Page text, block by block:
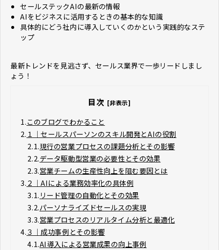
セールステックAIの最新の情報
AIをビジネスに活用するときの基本的な知識
具体的にどう社内に導入していくのかという実践的なステ
ップ
最新トレンドを見逃さず、セールス業界で一歩リードしまし
ょう！
目次 [非表示]
1.このブログでわかること
2. １｜セールスパーソンのスキル開発とAIの役割
2.1.現行の営業プロセスの課題分析とその影響
2.2.データ駆動型営業の必要性とその効果
2.3.営業チームの生産性向上を阻む要因とは
3.２｜AIによる業務効率化の具体例
3.1. リード管理の自動化とその効果
3.2.パーソナライズドセールスの実現
3.3.営業プロセスのリアルタイム分析と最適化
4.３｜成功事例とその影響
4.1.AI導入による営業成果の向上事例